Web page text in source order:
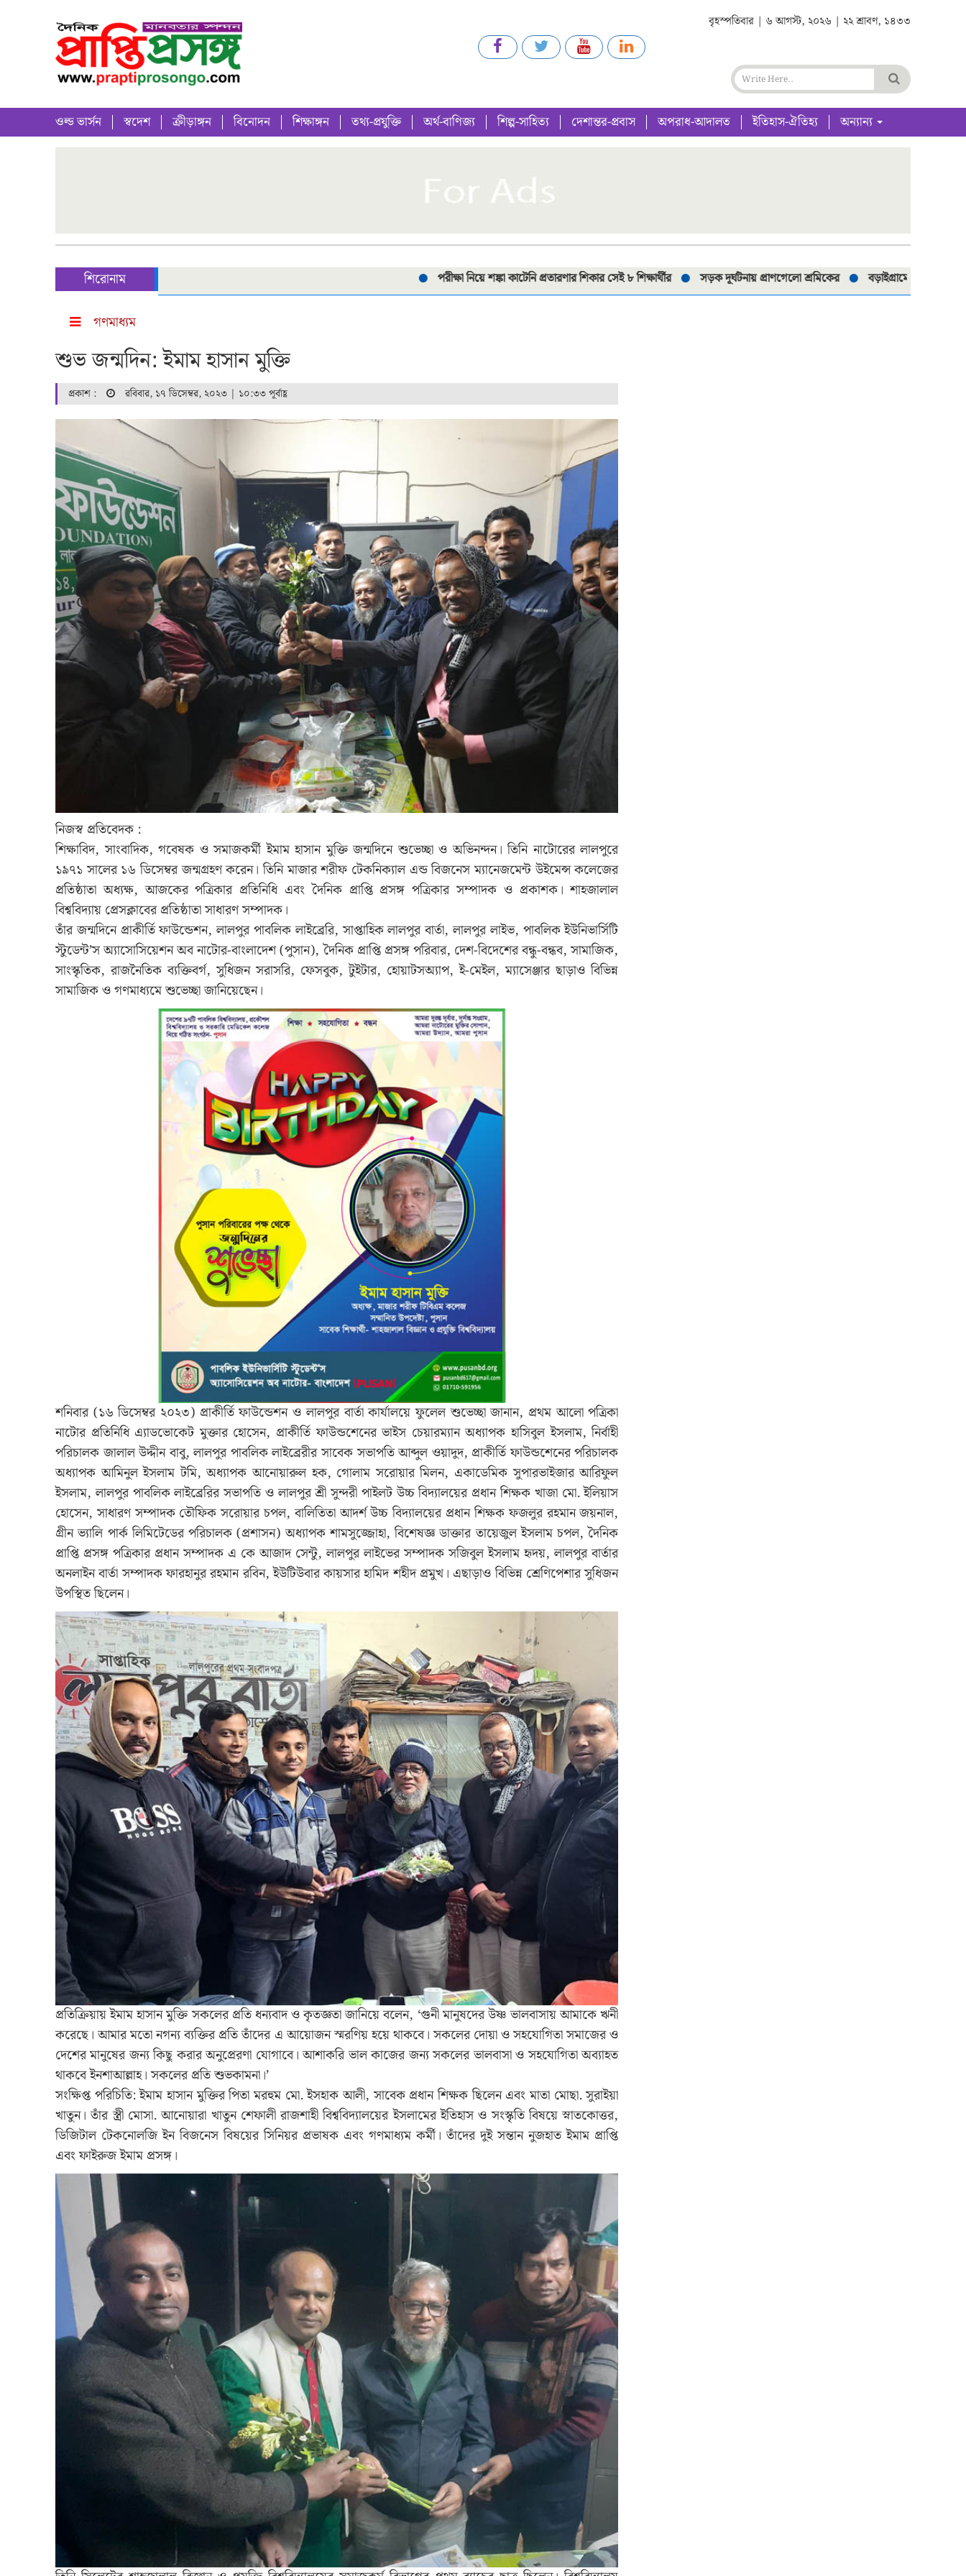
বৃহস্পতিবার | ৬ আগস্ট, ২০২৬ | ২২ শ্রাবণ, ১৪৩৩
ওল্ড ভার্সন স্বদেশ ক্রীড়াঙ্গন বিনোদন শিক্ষাঙ্গন তথ্য-প্রযুক্তি অর্থ-বাণিজ্য শিল্প-সাহিত্য দেশান্তর-প্রবাস অপরাধ-আদালত ইতিহাস-ঐতিহ্য অন্যান্য
শিরোনাম পরীক্ষা নিয়ে শঙ্কা কাটেনি প্রতারণার শিকার সেই ৮ শিক্ষার্থীর সড়ক দূর্ঘটনায় প্রাণগেলো শ্রমিকের বড়াইগ্রামে নিষিদ্ধ ৮০টি চায়না
গণমাধ্যম
শুভ জন্মদিন: ইমাম হাসান মুক্তি
প্রকাশ : রবিবার, ১৭ ডিসেম্বর, ২০২৩ | ১০:৩৩ পূর্বাহ্ণ
নিজস্ব প্রতিবেদক :
শিক্ষাবিদ, সাংবাদিক, গবেষক ও সমাজকর্মী ইমাম হাসান মুক্তি জন্মদিনে শুভেচ্ছা ও অভিনন্দন। তিনি নাটোরের লালপুরে
১৯৭১ সালের ১৬ ডিসেম্বর জন্মগ্রহণ করেন। তিনি মাজার শরীফ টেকনিক্যাল এন্ড বিজনেস ম্যানেজমেন্ট উইমেন্স কলেজের
প্রতিষ্ঠাতা অধ্যক্ষ, আজকের পত্রিকার প্রতিনিধি এবং দৈনিক প্রাপ্তি প্রসঙ্গ পত্রিকার সম্পাদক ও প্রকাশক। শাহজালাল
বিশ্ববিদ্যায় প্রেসক্লাবের প্রতিষ্ঠাতা সাধারণ সম্পাদক।
তাঁর জন্মদিনে প্রাকীর্তি ফাউন্ডেশন, লালপুর পাবলিক লাইব্রেরি, সাপ্তাহিক লালপুর বার্তা, লালপুর লাইভ, পাবলিক ইউনিভার্সিটি
স্টুডেন্ট’স অ্যাসোসিয়েশন অব নাটোর-বাংলাদেশ (পুসান), দৈনিক প্রাপ্তি প্রসঙ্গ পরিবার, দেশ-বিদেশের বন্ধু-বন্ধব, সামাজিক,
সাংস্কৃতিক, রাজনৈতিক ব্যক্তিবর্গ, সুধিজন সরাসরি, ফেসবুক, টুইটার, হোয়াটসঅ্যাপ, ই-মেইল, ম্যাসেঞ্জার ছাড়াও বিভিন্ন
সামাজিক ও গণমাধ্যমে শুভেচ্ছা জানিয়েছেন।
শনিবার (১৬ ডিসেম্বর ২০২৩) প্রাকীর্তি ফাউন্ডেশন ও লালপুর বার্তা কার্যালয়ে ফুলেল শুভেচ্ছা জানান, প্রথম আলো পত্রিকা
নাটোর প্রতিনিধি এ্যাডভোকেট মুক্তার হোসেন, প্রাকীর্তি ফাউন্ডশেনের ভাইস চেয়ারম্যান অধ্যাপক হাসিবুল ইসলাম, নির্বাহী
পরিচালক জালাল উদ্দীন বাবু, লালপুর পাবলিক লাইব্রেরীর সাবেক সভাপতি আব্দুল ওয়াদুদ, প্রাকীর্তি ফাউন্ডশেনের পরিচালক
অধ্যাপক আমিনুল ইসলাম টমি, অধ্যাপক আনোয়ারুল হক, গোলাম সরোয়ার মিলন, একাডেমিক সুপারভাইজার আরিফুল
ইসলাম, লালপুর পাবলিক লাইব্রেরির সভাপতি ও লালপুর শ্রী সুন্দরী পাইলট উচ্চ বিদ্যালয়ের প্রধান শিক্ষক খাজা মো. ইলিয়াস
হোসেন, সাধারণ সম্পাদক তৌফিক সরোয়ার চপল, বালিতিতা আদর্শ উচ্চ বিদ্যালয়ের প্রধান শিক্ষক ফজলুর রহমান জয়নাল,
গ্রীন ভ্যালি পার্ক লিমিটেডের পরিচালক (প্রশাসন) অধ্যাপক শামসুজ্জোহা, বিশেষজ্ঞ ডাক্তার তায়েজুল ইসলাম চপল, দৈনিক
প্রাপ্তি প্রসঙ্গ পত্রিকার প্রধান সম্পাদক এ কে আজাদ সেন্টু, লালপুর লাইভের সম্পাদক সজিবুল ইসলাম হৃদয়, লালপুর বার্তার
অনলাইন বার্তা সম্পাদক ফারহানুর রহমান রবিন, ইউটিউবার কায়সার হামিদ শহীদ প্রমুখ। এছাড়াও বিভিন্ন শ্রেণিপেশার সুধিজন
উপস্থিত ছিলেন।
প্রতিক্রিয়ায় ইমাম হাসান মুক্তি সকলের প্রতি ধন্যবাদ ও কৃতজ্ঞতা জানিয়ে বলেন, ‘গুনী মানুষদের উষ্ণ ভালবাসায় আমাকে ঋনী
করেছে। আমার মতো নগন্য ব্যক্তির প্রতি তাঁদের এ আয়োজন স্মরণিয় হয়ে থাকবে। সকলের দোয়া ও সহযোগিতা সমাজের ও
দেশের মানুষের জন্য কিছু করার অনুপ্রেরণা যোগাবে। আশাকরি ভাল কাজের জন্য সকলের ভালবাসা ও সহযোগিতা অব্যাহত
থাকবে ইনশাআল্লাহ। সকলের প্রতি শুভকামনা।’
সংক্ষিপ্ত পরিচিতি: ইমাম হাসান মুক্তির পিতা মরহুম মো. ইসহাক আলী, সাবেক প্রধান শিক্ষক ছিলেন এবং মাতা মোছা. সুরাইয়া
খাতুন। তাঁর স্ত্রী মোসা. আনোয়ারা খাতুন শেফালী রাজশাহী বিশ্ববিদ্যালয়ের ইসলামের ইতিহাস ও সংস্কৃতি বিষয়ে স্নাতকোত্তর,
ডিজিটাল টেকনোলজি ইন বিজনেস বিষয়ের সিনিয়র প্রভাষক এবং গণমাধ্যম কর্মী। তাঁদের দুই সন্তান নুজহাত ইমাম প্রাপ্তি
এবং ফাইরুজ ইমাম প্রসঙ্গ।